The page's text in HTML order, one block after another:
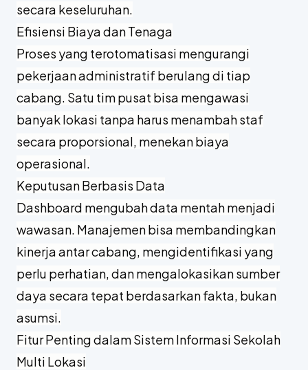
secara keseluruhan.
Efisiensi Biaya dan Tenaga
Proses yang terotomatisasi mengurangi
pekerjaan administratif berulang di tiap
cabang. Satu tim pusat bisa mengawasi
banyak lokasi tanpa harus menambah staf
secara proporsional, menekan biaya
operasional.
Keputusan Berbasis Data
Dashboard mengubah data mentah menjadi
wawasan. Manajemen bisa membandingkan
kinerja antar cabang, mengidentifikasi yang
perlu perhatian, dan mengalokasikan sumber
daya secara tepat berdasarkan fakta, bukan
asumsi.
Fitur Penting dalam Sistem Informasi Sekolah
Multi Lokasi